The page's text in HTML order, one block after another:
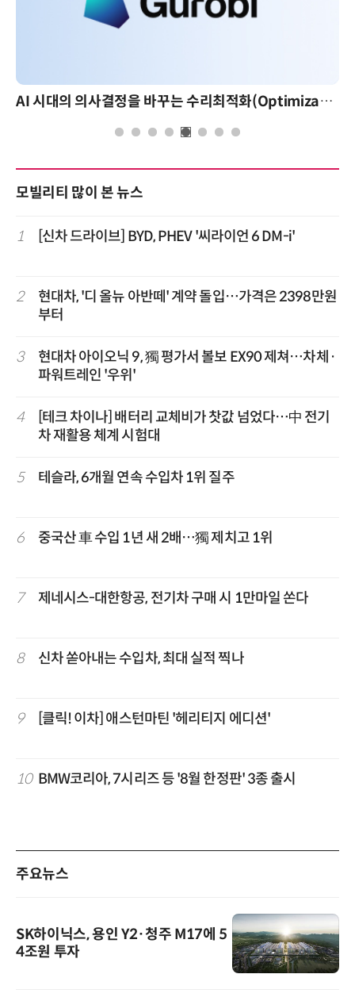
AI 시대의 의사결정을 바꾸는 수리최적화(Optimization): 실제 산업 적용 사례와 활용 전략
모빌리티 많이 본 뉴스
1 [신차 드라이브] BYD, PHEV '씨라이언 6 DM-i'
2
현대차, '디 올뉴 아반떼' 계약 돌입…가격은 2398만원
부터
3
현대차 아이오닉 9, 獨 평가서 볼보 EX90 제쳐…차체·
파워트레인 '우위'
4
[테크 차이나] 배터리 교체비가 찻값 넘었다…中 전기
차 재활용 체계 시험대
5 테슬라, 6개월 연속 수입차 1위 질주
6 중국산 車 수입 1년 새 2배…獨 제치고 1위
7 제네시스-대한항공, 전기차 구매 시 1만마일 쏜다
8 신차 쏟아내는 수입차, 최대 실적 찍나
9 [클릭! 이차] 애스턴마틴 '헤리티지 에디션'
10 BMW코리아, 7시리즈 등 '8월 한정판' 3종 출시
주요뉴스
SK하이닉스, 용인 Y2·청주 M17에 5
4조원 투자